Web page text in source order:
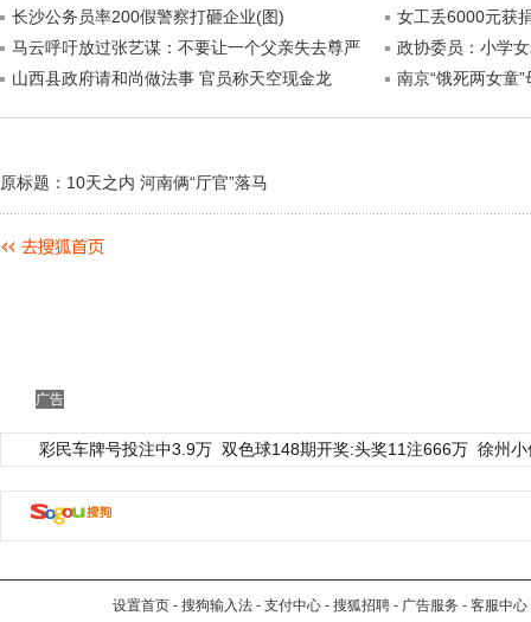
长沙公务员率200假警察打砸企业(图)
马云呼吁放过张艺谋：不要让一个父亲失去尊严
山西县政府请和尚做法事 官员称天空现金龙
女工丢6000元获
政协委员：小学
南京“饿死两女童
原标题：10天之内 河南俩“厅官”落马
广告
彩民车牌号投注中3.9万 双色球148期开奖:头奖11注666万 徐州
设置首页 - 搜狗输入法 - 支付中心 - 搜狐招聘 - 广告服务 - 客服中心